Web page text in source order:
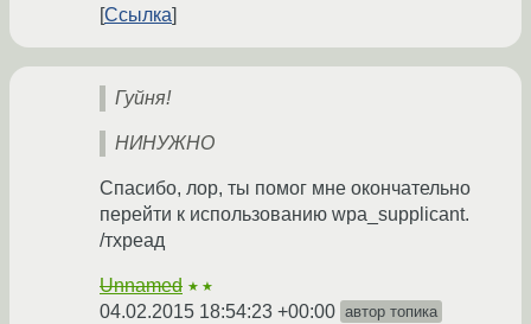
Ссылка
Гуйня!
НИНУЖНО
Cпасибо, лор, ты помог мне окончательно
перейти к использованию wpa_supplicant.
/тхреад
Unnamed ★★
04.02.2015 18:54:23 +00:00 автор топика